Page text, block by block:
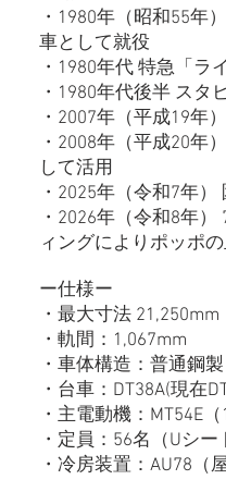
・1980年（昭和55年
車として就役
・1980年代 特急「ラ
・1980年代後半 スタ
・2007年（平成19年
・2008年（平成20年
して活用
・2025年（令和7年
・2026年（令和8年
ィングによりポッポ
ー仕様ー
・最大寸法
・軌間：1,067mm
・車体構造：普通鋼
・台車：DT38A(現在
・主電動機：MT54E（
・定員：56名（Uシー
・冷房装置：AU78（